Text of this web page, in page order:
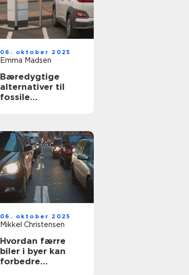
06. oktober 2025
Emma Madsen
Bæredygtige
alternativer til
fossile
06. oktober 2025
Mikkel Christensen
Hvordan færre
biler i byer kan
forbedre